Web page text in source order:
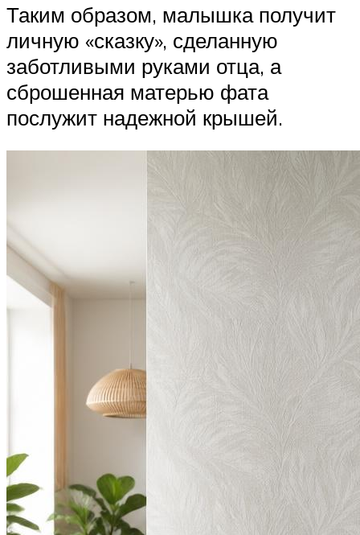
Таким образом, малышка получит
личную «сказку», сделанную
заботливыми руками отца, а
сброшенная матерью фата
послужит надежной крышей.